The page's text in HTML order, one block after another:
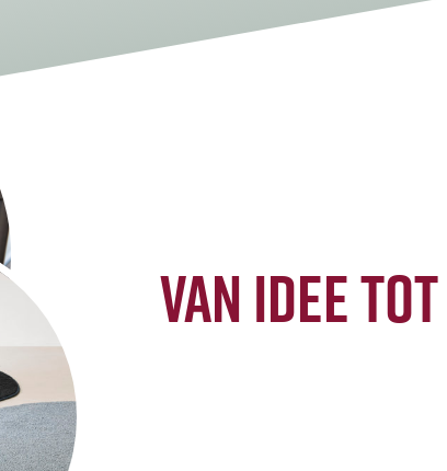
VAN IDEE TOT